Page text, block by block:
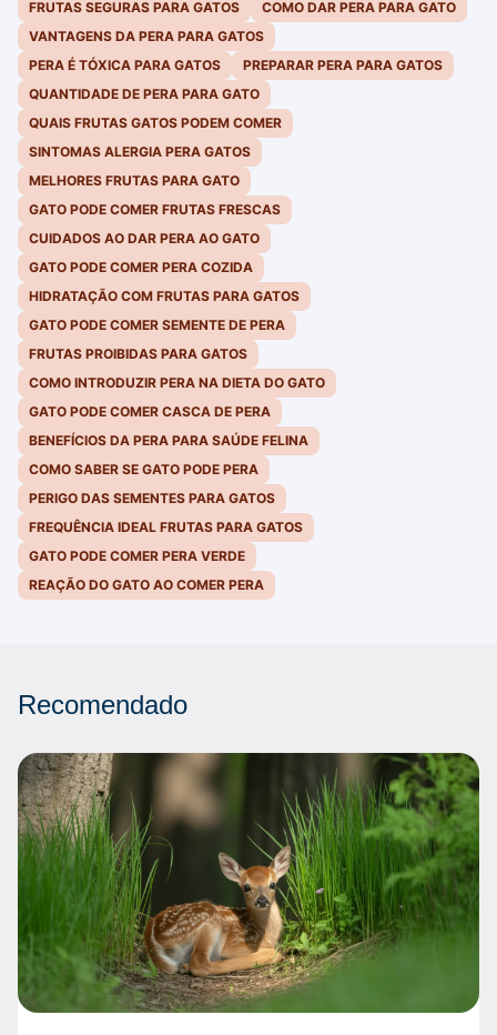
FRUTAS SEGURAS PARA GATOS
COMO DAR PERA PARA GATO
VANTAGENS DA PERA PARA GATOS
PERA É TÓXICA PARA GATOS
PREPARAR PERA PARA GATOS
QUANTIDADE DE PERA PARA GATO
QUAIS FRUTAS GATOS PODEM COMER
SINTOMAS ALERGIA PERA GATOS
MELHORES FRUTAS PARA GATO
GATO PODE COMER FRUTAS FRESCAS
CUIDADOS AO DAR PERA AO GATO
GATO PODE COMER PERA COZIDA
HIDRATAÇÃO COM FRUTAS PARA GATOS
GATO PODE COMER SEMENTE DE PERA
FRUTAS PROIBIDAS PARA GATOS
COMO INTRODUZIR PERA NA DIETA DO GATO
GATO PODE COMER CASCA DE PERA
BENEFÍCIOS DA PERA PARA SAÚDE FELINA
COMO SABER SE GATO PODE PERA
PERIGO DAS SEMENTES PARA GATOS
FREQUÊNCIA IDEAL FRUTAS PARA GATOS
GATO PODE COMER PERA VERDE
REAÇÃO DO GATO AO COMER PERA
Recomendado